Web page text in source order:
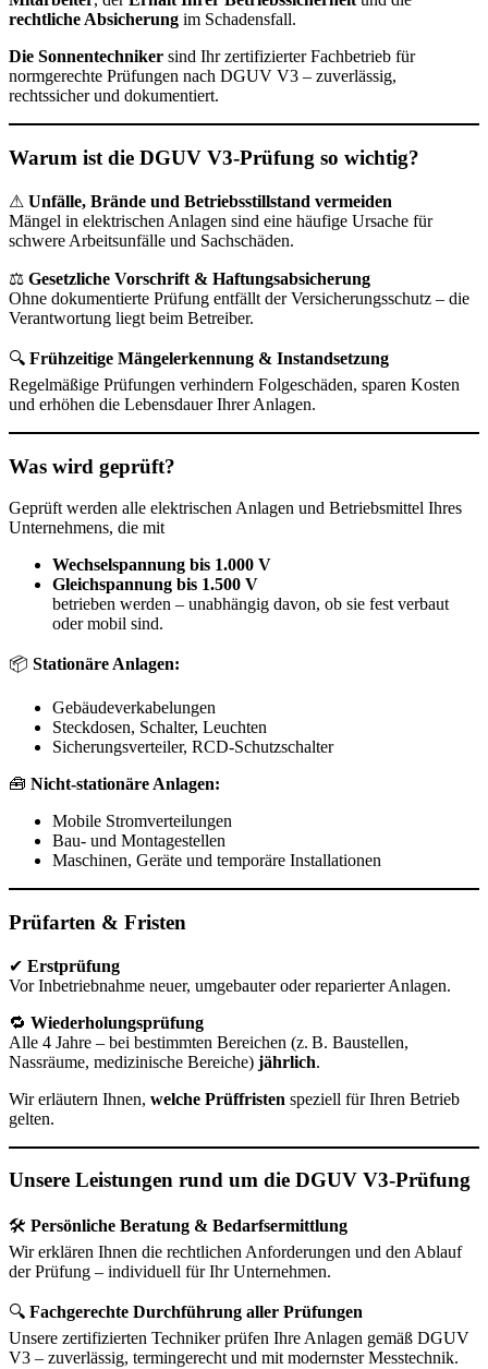
rechtliche Absicherung im Schadensfall.
Die Sonnentechniker sind Ihr zertifizierter Fachbetrieb für
normgerechte Prüfungen nach DGUV V3 – zuverlässig,
rechtssicher und dokumentiert.
Warum ist die DGUV V3-Prüfung so wichtig?
⚠ Unfälle, Brände und Betriebsstillstand vermeiden
Mängel in elektrischen Anlagen sind eine häufige Ursache für
schwere Arbeitsunfälle und Sachschäden.
⚖ Gesetzliche Vorschrift & Haftungsabsicherung
Ohne dokumentierte Prüfung entfällt der Versicherungsschutz – die
Verantwortung liegt beim Betreiber.
🔍 Frühzeitige Mängelerkennung & Instandsetzung
Regelmäßige Prüfungen verhindern Folgeschäden, sparen Kosten
und erhöhen die Lebensdauer Ihrer Anlagen.
Was wird geprüft?
Geprüft werden alle elektrischen Anlagen und Betriebsmittel Ihres
Unternehmens, die mit
Wechselspannung bis 1.000 V
Gleichspannung bis 1.500 V
betrieben werden – unabhängig davon, ob sie fest verbaut
oder mobil sind.
📦 Stationäre Anlagen:
Gebäudeverkabelungen
Steckdosen, Schalter, Leuchten
Sicherungsverteiler, RCD-Schutzschalter
🧰 Nicht-stationäre Anlagen:
Mobile Stromverteilungen
Bau- und Montagestellen
Maschinen, Geräte und temporäre Installationen
Prüfarten & Fristen
✔ Erstprüfung
Vor Inbetriebnahme neuer, umgebauter oder reparierter Anlagen.
🔁 Wiederholungsprüfung
Alle 4 Jahre – bei bestimmten Bereichen (z. B. Baustellen,
Nassräume, medizinische Bereiche) jährlich.
Wir erläutern Ihnen, welche Prüffristen speziell für Ihren Betrieb
gelten.
Unsere Leistungen rund um die DGUV V3-Prüfung
🛠 Persönliche Beratung & Bedarfsermittlung
Wir erklären Ihnen die rechtlichen Anforderungen und den Ablauf
der Prüfung – individuell für Ihr Unternehmen.
🔍 Fachgerechte Durchführung aller Prüfungen
Unsere zertifizierten Techniker prüfen Ihre Anlagen gemäß DGUV
V3 – zuverlässig, termingerecht und mit modernster Messtechnik.